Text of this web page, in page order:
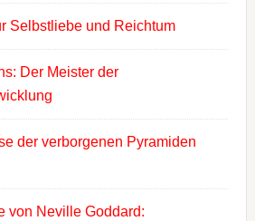
Selbstliebe und Reichtum
Der Meister der
der verborgenen Pyramiden
von Neville Goddard: